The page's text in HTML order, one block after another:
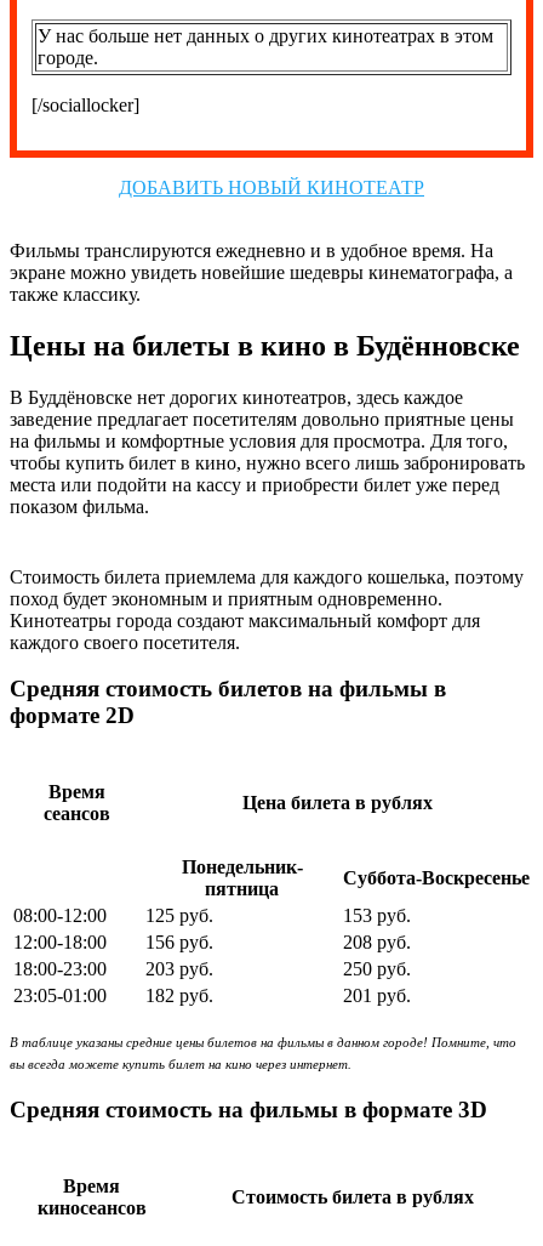
У нас больше нет данных о других кинотеатрах в этом
городе.
[/sociallocker]
ДОБАВИТЬ НОВЫЙ КИНОТЕАТР
Фильмы транслируются ежедневно и в удобное время. На
экране можно увидеть новейшие шедевры кинематографа, а
также классику.
Цены на билеты в кино в Будённовске
В Буддёновске нет дорогих кинотеатров, здесь каждое
заведение предлагает посетителям довольно приятные цены
на фильмы и комфортные условия для просмотра. Для того,
чтобы купить билет в кино, нужно всего лишь забронировать
места или подойти на кассу и приобрести билет уже перед
показом фильма.
Стоимость билета приемлема для каждого кошелька, поэтому
поход будет экономным и приятным одновременно.
Кинотеатры города создают максимальный комфорт для
каждого своего посетителя.
Средняя стоимость билетов на фильмы в
формате 2D
Время
сеансов
Цена билета в рублях
Понедельник-
пятница
Суббота-Воскресенье
08:00-12:00
125 руб.
153 руб.
12:00-18:00
156 руб.
208 руб.
18:00-23:00
203 руб.
250 руб.
23:05-01:00
182 руб. 201 руб.
В таблице указаны средние цены билетов на фильмы в данном городе! Помните, что
вы всегда можете купить билет на кино через интернет.
Средняя стоимость на фильмы в формате 3D
Время
киносеансов
Стоимость билета в рублях